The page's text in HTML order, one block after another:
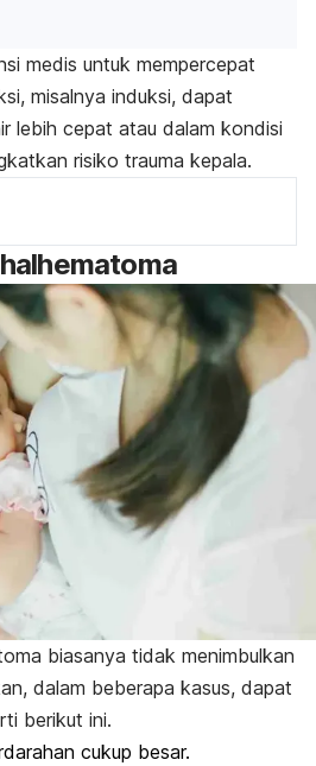
medis untuk mempercepat
misalnya induksi, dapat
lebih cepat atau dalam kondisi
risiko trauma kepala.
biasanya tidak menimbulkan
dalam beberapa kasus, dapat
berikut ini.
cukup besar.